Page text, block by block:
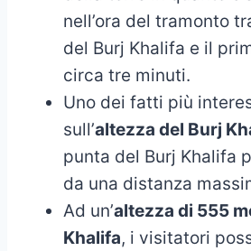
nell’ora del tramonto
del Burj Khalifa e il
circa tre minuti.
Uno dei fatti più
sull’altezza del Burj
punta del Burj Khalifa
da una distanza
Ad un’altezza di 555
Khalifa, i visitatori